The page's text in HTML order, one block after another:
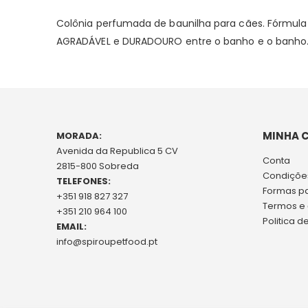
Colônia perfumada de baunilha para cães.
AGRADÁVEL e DURADOURO entre o banho e o
MORADA:
Avenida da Republica 5 CV
2815-800 Sobreda
TELEFONES:
+351 918 827 327
+351 210 964 100
EMAIL:
info@spiroupetfood.pt
MINHA
Conta
Formas
Termos
Politica